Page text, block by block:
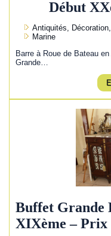
Début
Antiquités,
Marine
Barre à Roue de Bateau
Grande…
Buffet Grande
XIXème – Prix